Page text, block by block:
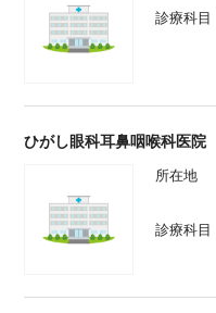
診療科目
ひがし眼科耳鼻咽喉科医院
所在地
診療科目